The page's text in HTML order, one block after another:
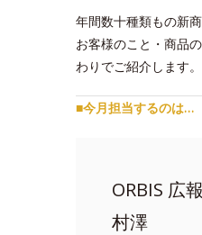
年間数十種類もの新
お客様のこと・商品
わりでご紹介します。
■今月担当するのは…
ORBIS 広
村澤